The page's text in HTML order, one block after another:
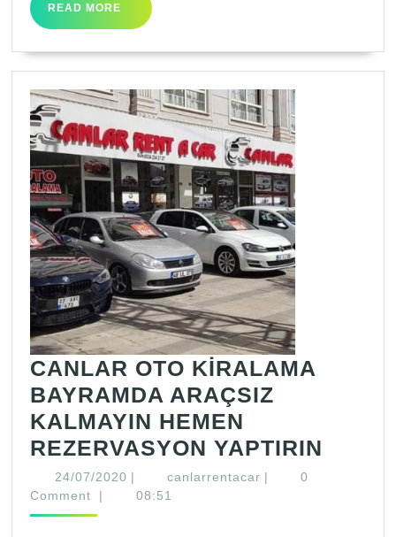
READ MORE
READ
MORE
CANLAR OTO KİRALAMA
BAYRAMDA ARAÇSIZ
KALMAYIN HEMEN
REZERVASYON YAPTIRIN
24/07/202024/07/2020
| canlarrentacar canlarrentacar
|
0
Comment
| 08:51